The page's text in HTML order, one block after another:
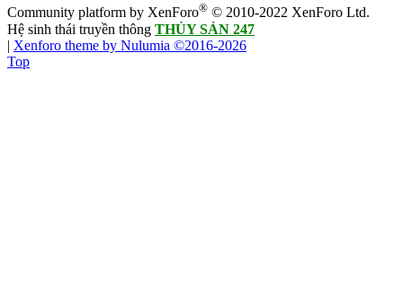
Community platform by XenForo® © 2010-2022 XenForo Ltd.
Hệ sinh thái truyền thông THỦY SẢN 247
| Xenforo theme by Nulumia ©2016-2026
Top